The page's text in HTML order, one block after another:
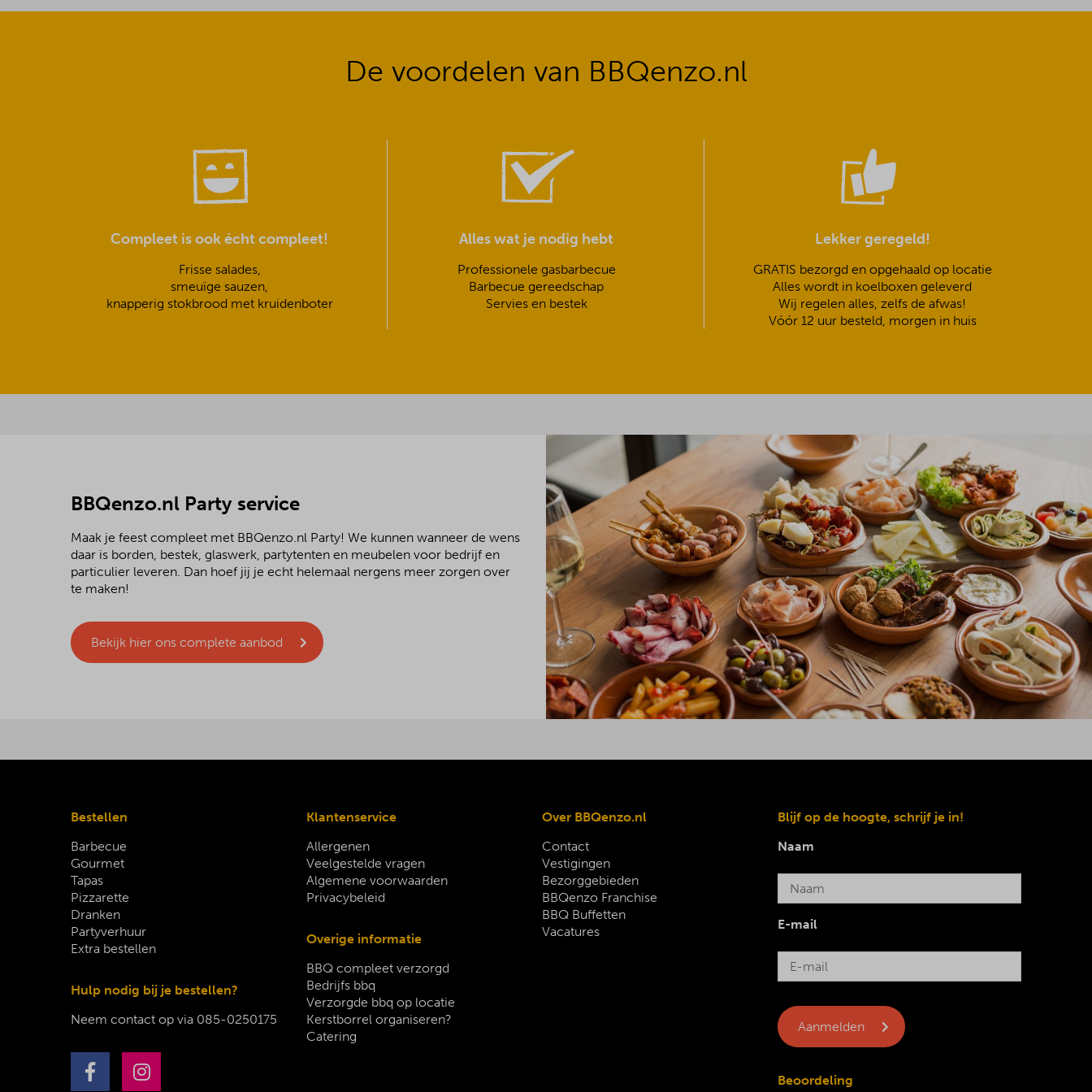
De voordelen van BBQenzo.nl
Compleet is ook écht compleet!
Frisse salades,
smeuïge sauzen,
knapperig stokbrood met kruidenboter
Alles wat je nodig hebt
Professionele gasbarbecue
Barbecue gereedschap
Servies en bestek
Lekker geregeld!
GRATIS bezorgd en opgehaald op locatie
Alles wordt in koelboxen geleverd
Wij regelen alles, zelfs de afwas!
Vóór 12 uur besteld, morgen in huis
BBQenzo.nl Party service
Maak je feest compleet met BBQenzo.nl Party! We kunnen wanneer de wens
daar is borden, bestek, glaswerk, partytenten en meubelen voor bedrijf en
particulier leveren. Dan hoef jij je echt helemaal nergens meer zorgen over
te maken!
Bekijk hier ons complete aanbod
Bestellen
Barbecue
Gourmet
Tapas
Pizzarette
Dranken
Partyverhuur
Extra bestellen
Hulp nodig bij je bestellen?
Neem contact op via 085-0250175
Klantenservice
Allergenen
Veelgestelde vragen
Algemene voorwaarden
Privacybeleid
Overige informatie
BBQ compleet verzorgd
Bedrijfs bbq
Verzorgde bbq op locatie
Kerstborrel organiseren?
Catering
Over BBQenzo.nl
Contact
Vestigingen
Bezorggebieden
BBQenzo Franchise
BBQ Buffetten
Vacatures
Blijf op de hoogte, schrijf je in!
Naam
E-mail
Beoordeling